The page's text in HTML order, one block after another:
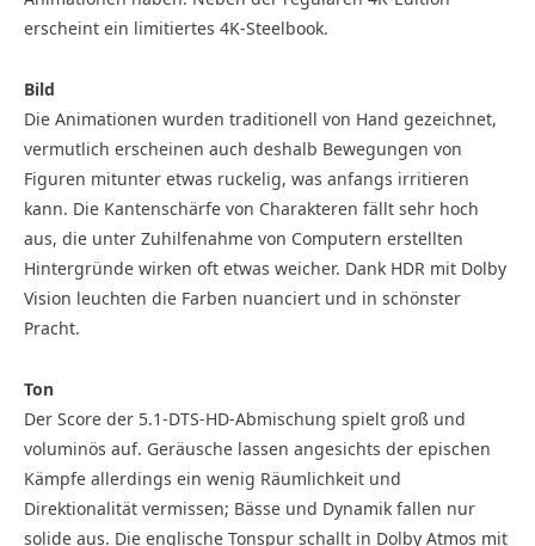
erscheint ein limitiertes 4K-Steelbook.
Bild
Die Animationen wurden traditionell von Hand gezeichnet,
vermutlich erscheinen auch deshalb Bewegungen von
Figuren mitunter etwas ruckelig, was anfangs irritieren
kann. Die Kantenschärfe von Charakteren fällt sehr hoch
aus, die unter Zuhilfenahme von Computern erstellten
Hintergründe wirken oft etwas weicher. Dank HDR mit Dolby
Vision leuchten die Farben nuanciert und in schönster
Pracht.
Ton
Der Score der 5.1-DTS-HD-Abmischung spielt groß und
voluminös auf. Geräusche lassen angesichts der epischen
Kämpfe allerdings ein wenig Räumlichkeit und
Direktionalität vermissen; Bässe und Dynamik fallen nur
solide aus. Die englische Tonspur schallt in Dolby Atmos mit